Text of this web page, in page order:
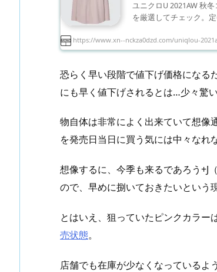
ユニクロU 2021AW 秋
を厳選してチェック。
https://www.xn--nckza0dzd.com/uniqlou-
恐らく早い段階で値下げ価格になる
にも早く値下げされるとは…少々驚い
物自体は非常によく出来ていて想像
を発売日当日に買う気には中々なれ
想像するに、今季も来るであろう+J
ので、早めに捌いておきたいという
とはいえ、狙っていたピンクカラー
売状態。
店舗でも在庫が少なくなっているよ